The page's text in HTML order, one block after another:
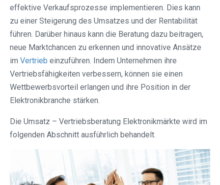
effektive Verkaufsprozesse implementieren. Dies kann
zu einer Steigerung des Umsatzes und der Rentabilität
führen. Darüber hinaus kann die Beratung dazu beitragen,
neue Marktchancen zu erkennen und innovative Ansätze
im Vertrieb einzuführen. Indem Unternehmen ihre
Vertriebsfähigkeiten verbessern, können sie einen
Wettbewerbsvorteil erlangen und ihre Position in der
Elektronikbranche stärken.
Die Umsatz – Vertriebsberatung Elektronikmärkte wird im
folgenden Abschnitt ausführlich behandelt.